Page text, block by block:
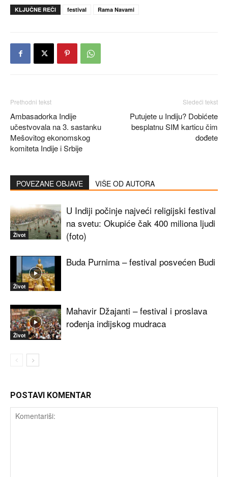
KLJUČNE REČI festival Rama Navami
Prethodni tekst
Ambasadorka Indije
učestvovala na 3. sastanku
Mešovitog ekonomskog
komiteta Indije i Srbije
Sledeći tekst
Putujete u Indiju? Dobićete
besplatnu SIM karticu čim
dođete
POVEZANE OBJAVE VIŠE OD AUTORA
Život
U Indiji počinje najveći religijski festival
na svetu: Okupiće čak 400 miliona ljudi
(foto)
Život
Buda Purnima – festival posvećen Budi
Život
Mahavir Džajanti – festival i proslava
rođenja indijskog mudraca
POSTAVI KOMENTAR